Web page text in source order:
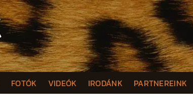
FOTÓK VIDEÓK IRODÁNK PARTNEREINK